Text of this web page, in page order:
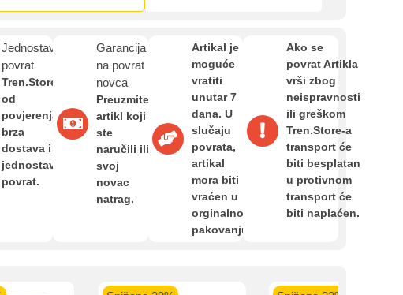
Jednostavan
povrat
Tren.Store
od
povjerenja,
brza
dostava i
jednostavan
povrat.
Garancija
na povrat
novca
Preuzmite
artikl koji
ste
naručili ili
svoj
novac
natrag.
Artikal je
moguće
vratiti
unutar 7
dana. U
slučaju
povrata,
artikal
mora biti
vraćen u
orginalnom
pakovanju.
Ako se
povrat Artikla
vrši zbog
neispravnosti
ili greškom
Tren.Store-a
transport će
biti besplatan
u protivnom
transport će
biti naplaćen.
O nama
Privatnost kupca
Uvjeti i odredbe
kartica ispod.
UniCredit banka VISA
Obročna do 24 rate
Sparkasse banka
MasterCard
Shop'n'Fun do 36 rata
Raiffeisen banka VISA
Magic Card do 36 rata